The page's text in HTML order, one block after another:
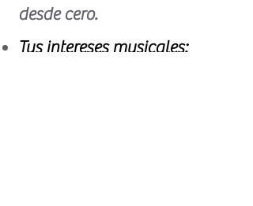
desde cero.
Tus intereses musicales: